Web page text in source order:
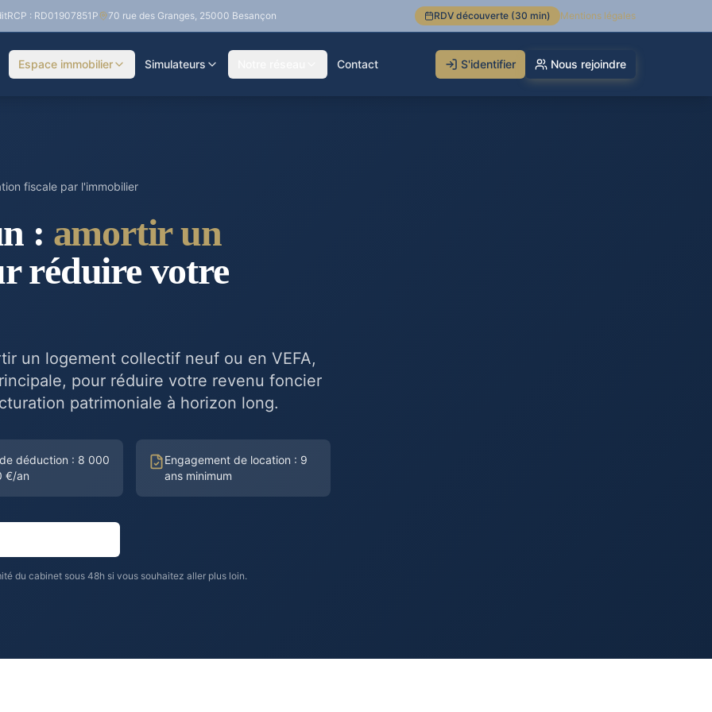
RCP : RD01907851P 70 rue des Granges, 25000 Besançon RDV découverte (30 min) Mentions légales
Espace immobilier Simulateurs Contact S'identifier Nous rejoindre
fiscale par l'immobilier
: amortir un
réduire votre
un logement collectif neuf ou en VEFA,
pour réduire votre revenu foncier
patrimoniale à horizon long.
déduction : 8 000
€/an
Engagement de location : 9
ans minimum
du cabinet sous 48h si vous souhaitez aller plus loin.